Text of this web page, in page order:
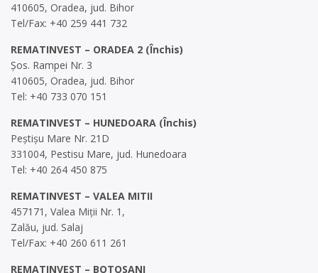
410605, Oradea, jud. Bihor
Tel/Fax: +40 259 441 732
REMATINVEST – ORADEA 2 (Închis)
Șos. Rampei Nr. 3
410605, Oradea, jud. Bihor
Tel: +40 733 070 151
REMATINVEST – HUNEDOARA (Închis)
Peștișu Mare Nr. 21D
331004, Pestisu Mare, jud. Hunedoara
Tel: +40 264 450 875
REMATINVEST – VALEA MITII
457171, Valea Miții Nr. 1,
Zalău, jud. Salaj
Tel/Fax: +40 260 611 261
REMATINVEST – BOTOSANI